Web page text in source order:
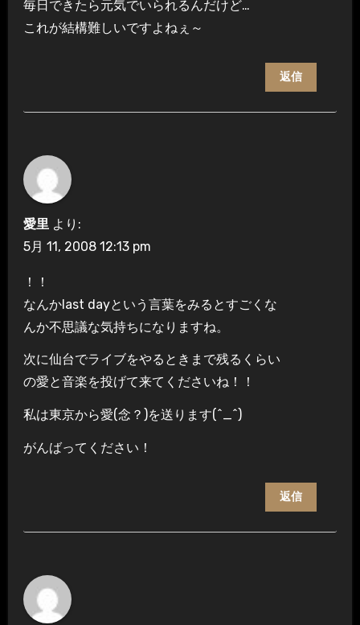
毎日できたら元気でいられるんだけど…
これが結構難しいですよねぇ～
返信
愛里 より:
5月 11, 2008 12:13 pm
！！
なんかlast dayという言葉をみるとすごくな
んか不思議な気持ちになりますね。
次に仙台でライブをやるときまで残るくらい
の愛と音楽を投げて来てくださいね！！
私は東京から愛(念？)を送ります(^_^)
がんばってください！
返信